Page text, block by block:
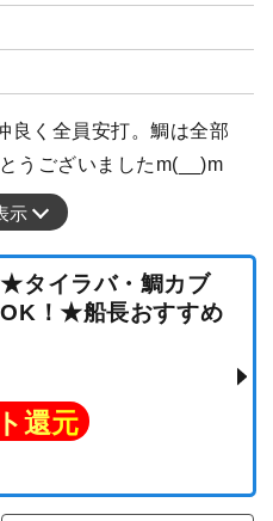
良く全員安打。鯛は全部
うございましたm(__)m
示
ン★タイラバ・鯛カブ
ヤOK！★船長おすすめ